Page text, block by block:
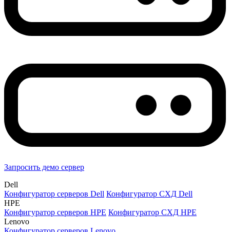
Запросить демо сервер
Dell
Конфигуратор серверов Dell Конфигуратор СХД Dell
HPE
Конфигуратор серверов HPE Конфигуратор СХД HPE
Lenovo